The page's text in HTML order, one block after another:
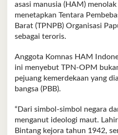
asasi manusia (HAM)
menetapkan Tentara
Barat (TPNPB) Organisasi
sebagai teroris.
Anggota Komnas HAM
ini menyebut TPN-OPM
pejuang kemerdekaan yang
bangsa (PBB).
“Dari simbol-simbol negara
menganut ideologi maut.
Bintang kejora tahun 1942,